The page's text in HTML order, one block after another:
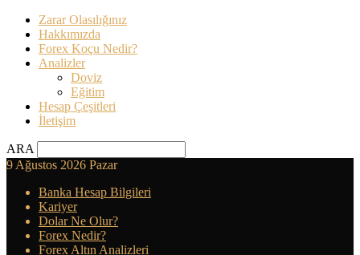
Zarar Olasılığınız
Hakkımızda
Forex Koçu Nedir?
Analizler
Doviz
Eğitim
Hesap Çeşitleri
İletişim
ARA
9 Ağustos 2026 Pazar
Banka Hesap Bilgileri
Kariyer
Dolar Ne Olur?
Forex Nedir?
Forex Altın Analizleri